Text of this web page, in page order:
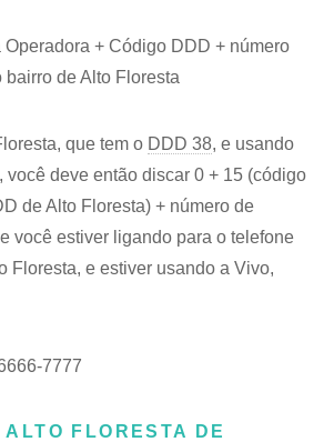
Operadora + Código DDD + número
bairro de Alto Floresta
que tem o DDD 38, e usando
você deve então discar 0 + 15 (código
de Alto Floresta) + número de
você estiver ligando para o telefone
Floresta, e estiver usando a Vivo,
7777
FLORESTA DE